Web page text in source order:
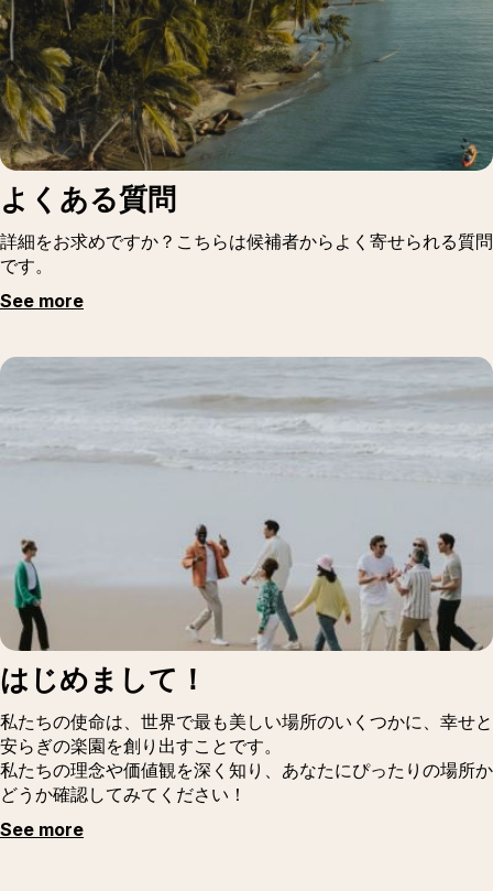
よくある質問
詳細をお求めですか？こちらは候補者からよく寄せられる質問
です。
See more
はじめまして！
私たちの使命は、世界で最も美しい場所のいくつかに、幸せと
安らぎの楽園を創り出すことです。
私たちの理念や価値観を深く知り、あなたにぴったりの場所か
どうか確認してみてください！
See more